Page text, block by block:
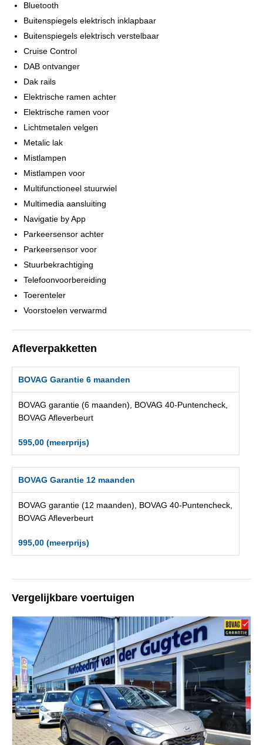
Bluetooth
Buitenspiegels elektrisch inklapbaar
Buitenspiegels elektrisch verstelbaar
Cruise Control
DAB ontvanger
Dak rails
Elektrische ramen achter
Elektrische ramen voor
Lichtmetalen velgen
Metalic lak
Mistlampen
Mistlampen voor
Multifunctioneel stuurwiel
Multimedia aansluiting
Navigatie by App
Parkeersensor achter
Parkeersensor voor
Stuurbekrachtiging
Telefoonvoorbereiding
Toerenteler
Voorstoelen verwarmd
Afleverpakketten
BOVAG Garantie 6 maanden
BOVAG garantie (6 maanden), BOVAG 40-Puntencheck,
BOVAG Afleverbeurt
595,00 (meerprijs)
BOVAG Garantie 12 maanden
BOVAG garantie (12 maanden), BOVAG 40-Puntencheck,
BOVAG Afleverbeurt
995,00 (meerprijs)
Vergelijkbare voertuigen